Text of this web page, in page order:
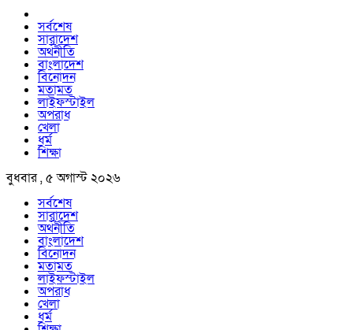
সর্বশেষ
সারাদেশ
অর্থনীতি
বাংলাদেশ
বিনোদন
মতামত
লাইফস্টাইল
অপরাধ
খেলা
ধর্ম
শিক্ষা
বুধবার , ৫ অগাস্ট ২০২৬
সর্বশেষ
সারাদেশ
অর্থনীতি
বাংলাদেশ
বিনোদন
মতামত
লাইফস্টাইল
অপরাধ
খেলা
ধর্ম